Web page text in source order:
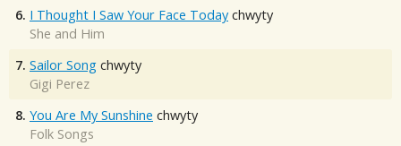
6. I Thought I Saw Your Face Today chwyty
She and Him
7. Sailor Song chwyty
Gigi Perez
8. You Are My Sunshine chwyty
Folk Songs